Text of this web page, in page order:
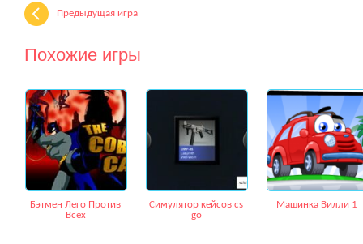
Предыдущая игра
Похожие игры
Бэтмен Лего Против
Всех
Симулятор кейсов cs
go
Машинка Вилли 1